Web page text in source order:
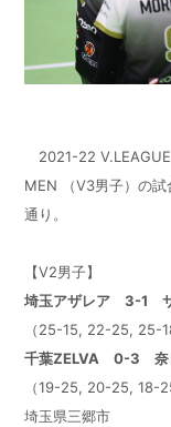
2021-22 V.LEAGUE
MEN （V3男子）の
通り。
【V2男子】
埼玉アザレア 3-1
（25-15, 22-25, 25-
千葉ZELVA 0-3 奈
（19-25, 20-25, 18-
埼玉県三郷市